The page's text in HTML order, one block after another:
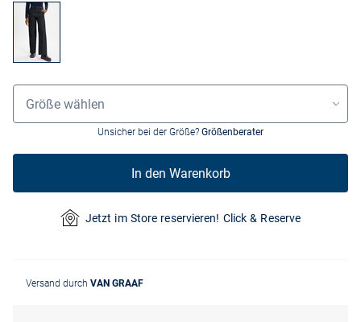
Größenauswahl
Größe wählen
Unsicher bei der Größe? Größenberater
In den Warenkorb
Jetzt im Store reservieren! Click & Reserve
Versand durch VAN GRAAF